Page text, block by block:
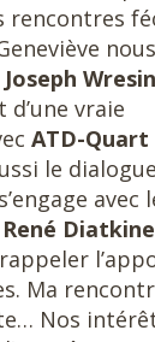
rencontres
Joseph
vraie
ATD-Quart
le dialogue
avec
René Diatkine
Ma
Nos